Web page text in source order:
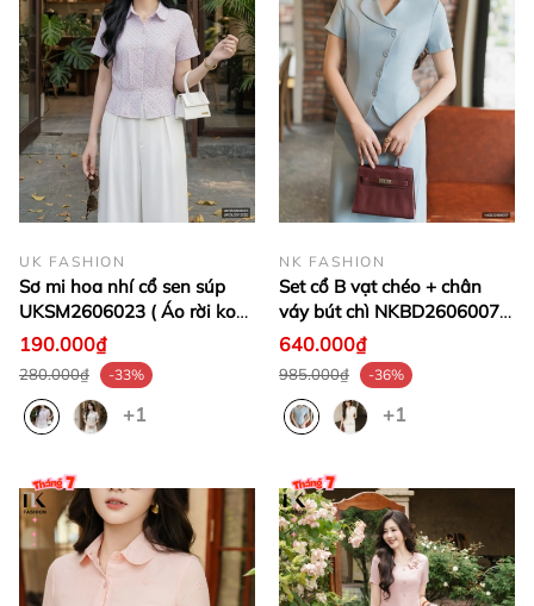
UK FASHION
Sơ mi hoa nhí cổ sen súp
UKSM2606023 ( Áo rời ko
kèm CV/QU/PK )
190.000₫
280.000₫ -33%
+1
NK FASHION
Set cổ B vạt chéo + chân
váy bút chì NKBD2606007 (
Set cả áo + chân váy )
640.000₫
985.000₫ -36%
+1